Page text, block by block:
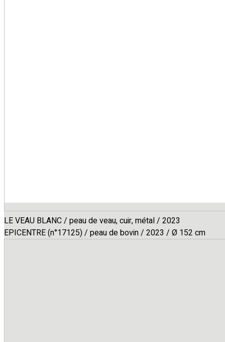
LE VEAU BLANC / peau de veau, cuir, métal / 2023
EPICENTRE (n°17125) / peau de bovin / 2023 / Ø 152 cm